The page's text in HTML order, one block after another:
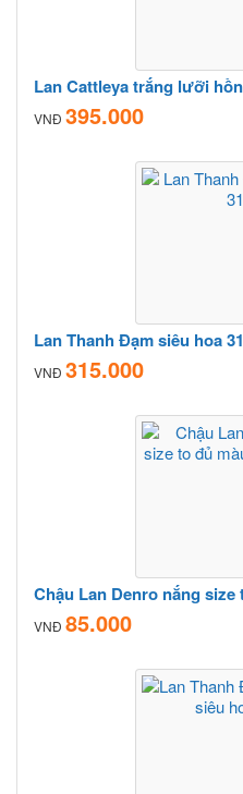
Lan Cattleya trắng lưỡi
VNĐ 395.000
Lan Thanh Đạm siêu hoa
VNĐ 315.000
Chậu Lan Denro nắng
VNĐ 85.000